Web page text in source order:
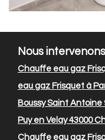
Nous
Chauffe eau gaz
eau gaz Frisquet à
Boussy Saint Antoine
Puy en Velay 43000
Chauffe eau gaz